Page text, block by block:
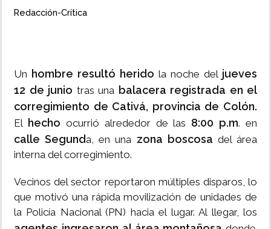
Redacción-Crítica
Un hombre resultó herido la noche del jueves
12 de junio tras una balacera registrada en el
corregimiento de Cativá, provincia de Colón.
El hecho ocurrió alrededor de las 8:00 p.m. en
calle Segunda, en una zona boscosa del área
interna del corregimiento.
Vecinos del sector reportaron múltiples disparos, lo
que motivó una rápida movilización de unidades de
la Policía Nacional (PN) hacia el lugar. Al llegar, los